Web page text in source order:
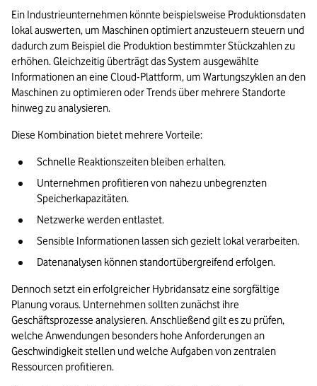
Ein Industrieunternehmen könnte beispielsweise Produktionsdaten
lokal auswerten, um Maschinen optimiert anzusteuern steuern und
dadurch zum Beispiel die Produktion bestimmter Stückzahlen zu
erhöhen. Gleichzeitig überträgt das System ausgewählte
Informationen an eine Cloud-Plattform, um Wartungszyklen an den
Maschinen zu optimieren oder Trends über mehrere Standorte
hinweg zu analysieren.
Diese Kombination bietet mehrere Vorteile:
Schnelle Reaktionszeiten bleiben erhalten.
Unternehmen profitieren von nahezu unbegrenzten
Speicherkapazitäten.
Netzwerke werden entlastet.
Sensible Informationen lassen sich gezielt lokal verarbeiten.
Datenanalysen können standortübergreifend erfolgen.
Dennoch setzt ein erfolgreicher Hybridansatz eine sorgfältige
Planung voraus. Unternehmen sollten zunächst ihre
Geschäftsprozesse analysieren. Anschließend gilt es zu prüfen,
welche Anwendungen besonders hohe Anforderungen an
Geschwindigkeit stellen und welche Aufgaben von zentralen
Ressourcen profitieren.